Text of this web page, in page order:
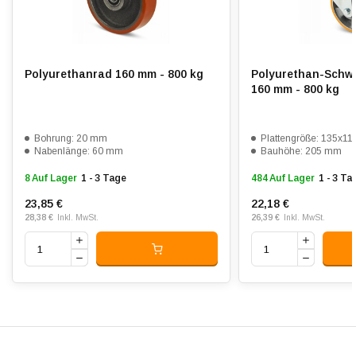
Glatte bis leicht unebene Böden
Polyurethanrad 160 mm - 800 kg
Bohrung: 20 mm
Nabenlänge: 60 mm
8 Auf Lager 1 - 3 Tage
23,85 €
28,38 € Inkl. MwSt.
Polyurethan-
160 mm - 800 kg
Plattengröße:
Bauhöhe: 205 mm
484 Auf Lager 1 - 3
22,18 €
26,39 € Inkl. MwSt.